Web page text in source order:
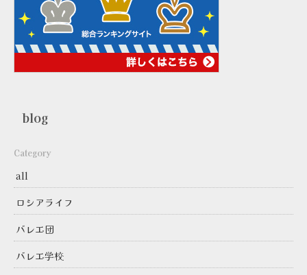
blog
Category
all
ロシアライフ
バレエ団
バレエ学校